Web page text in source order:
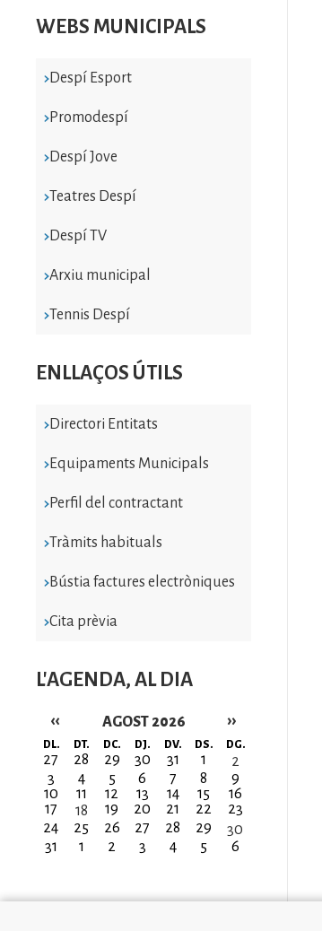
WEBS MUNICIPALS
Despí Esport
Promodespí
Despí Jove
Teatres Despí
Despí TV
Arxiu municipal
Tennis Despí
ENLLAÇOS ÚTILS
Directori Entitats
Equipaments Municipals
Perfil del contractant
Tràmits habituals
Bústia factures electròniques
Cita prèvia
L'AGENDA, AL DIA
AGOST 2026
Paginació
‹‹ ››
DL. DT. DC. DJ. DV. DS. DG.
27 28 29 30 31 1
2
3
4 5 6 7 8
9
10
11 12 13 14 15
16
17
18 19 20 21 22
23
24
25 26 27 28 29
30
31
1 2 3 4 5 6